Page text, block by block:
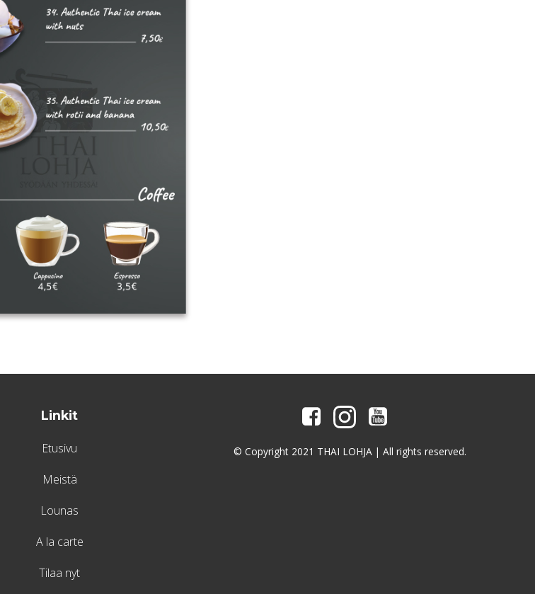
Linkit
Etusivu
Meistä
Lounas
A la carte
Tilaa nyt
© Copyright 2021 THAI LOHJA | All rights reserved.